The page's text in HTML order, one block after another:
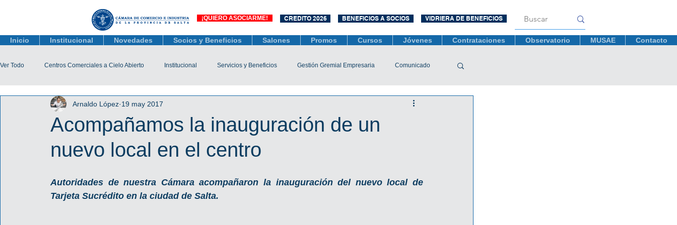
¡QUIERO ASOCIARME! CREDITO 2026 BENEFICIOS A SOCIOS VIDRIERA DE BENEFICIOS
Inicio Institucional Novedades Socios y Beneficios Salones Promos Cursos Jóvenes Contrataciones Observatorio MUSAE Contacto
Ver Todo Centros Comerciales a Cielo Abierto Institucional Servicios y Beneficios Gestión Gremial Empresaria Comunicado
Actualidad Comercial Capacitación y Eventos
Tienda Salta Salta Black Friday Jóvenes Mujeres Empresarias
Líneas de Crédito
Acompañamos la inauguración de un
nuevo local en el centro
Arnaldo López 19 may 2017
Autoridades de nuestra Cámara acompañaron la inauguración del nuevo local de
Tarjeta Sucrédito en la ciudad de Salta.